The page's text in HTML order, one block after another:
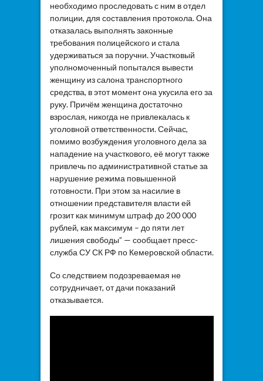
необходимо проследовать с ним в отдел
полиции, для составления протокола. Она
отказалась выполнять законные
требования полицейского и стала
удерживаться за поручни. Участковый
уполномоченный попытался вывести
женщину из салона транспортного
средства, в этот момент она укусила его за
руку. Причём женщина достаточно
взрослая, никогда не привлекалась к
уголовной ответственности. Сейчас,
помимо возбуждения уголовного дела за
нападение на участкового, её могут также
привлечь по административной статье за
нарушение режима повышенной
готовности. При этом за насилие в
отношении представителя власти ей
грозит как минимум штраф до 200 000
рублей, как максимум – до пяти лет
лишения свободы” — сообщает пресс-
служба СУ СК РФ по Кемеровской области.
Со следствием подозреваемая не
сотрудничает, от дачи показаний
отказывается.